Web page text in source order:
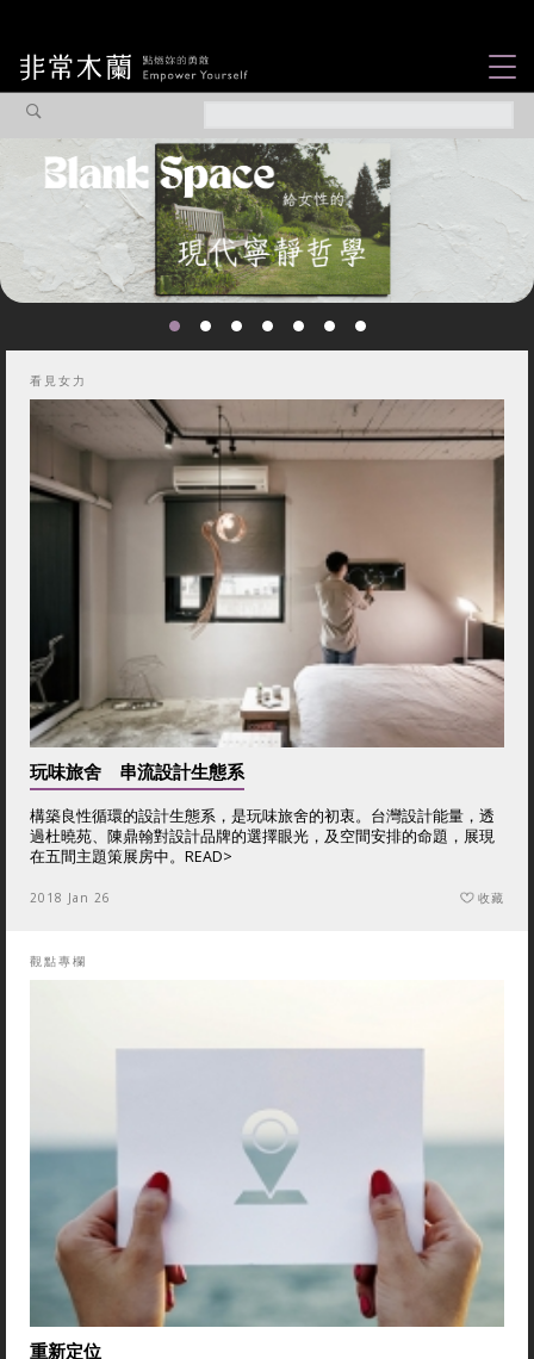
觀點專欄
焦點企劃
社會企業
認識我們
看見女力
玩味旅舍 串流設計生態系
構築良性循環的設計生態系，是玩味旅舍的初衷。台灣設計能量，透
過杜曉苑、陳鼎翰對設計品牌的選擇眼光，及空間安排的命題，展現
在五間主題策展房中。 READ>
2018 Jan 26 收藏
觀點專欄
重新定位